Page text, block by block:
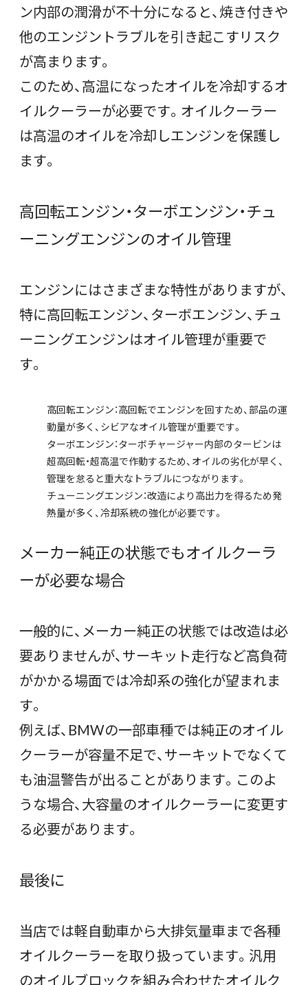
ン内部の潤滑が不十分になると、焼き付きや
他のエンジントラブルを引き起こすリスク
が高まります。
このため、高温になったオイルを冷却するオ
イルクーラーが必要です。オイルクーラー
は高温のオイルを冷却しエンジンを保護し
ます。
高回転エンジン・ターボエンジン・チュ
ーニングエンジンのオイル管理
エンジンにはさまざまな特性がありますが、
特に高回転エンジン、ターボエンジン、チュ
ーニングエンジンはオイル管理が重要で
す。
高回転エンジン：高回転でエンジンを回すため、部品の運
動量が多く、シビアなオイル管理が重要です。
ターボエンジン：ターボチャージャー内部のタービンは
超高回転・超高温で作動するため、オイルの劣化が早く、
管理を怠ると重大なトラブルにつながります。
チューニングエンジン：改造により高出力を得るため発
熱量が多く、冷却系統の強化が必要です。
メーカー純正の状態でもオイルクーラ
ーが必要な場合
一般的に、メーカー純正の状態では改造は必
要ありませんが、サーキット走行など高負荷
がかかる場面では冷却系の強化が望まれま
す。
例えば、BMWの一部車種では純正のオイル
クーラーが容量不足で、サーキットでなくて
も油温警告が出ることがあります。このよ
うな場合、大容量のオイルクーラーに変更す
る必要があります。
最後に
当店では軽自動車から大排気量車まで各種
オイルクーラーを取り扱っています。汎用
のオイルブロックを組み合わせたオイルク